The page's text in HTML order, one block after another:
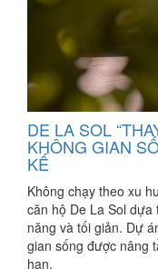
DE LA SOL
KHÔNG GIAN
KẾ
Không chạy theo xu
căn hộ De La Sol
năng và tối giản. Dự
gian sống được nâng
hạn.